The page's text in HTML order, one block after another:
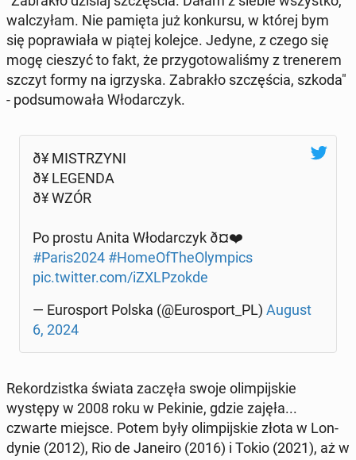
wal­czyłam. Nie pamięta już konkur­su, w której bym
się popraw­iała w piątej kolejce. Jedyne, z czego się
mogę cieszyć to fakt, że przy­go­towal­iśmy z trenerem
szczyt formy na igrzys­ka. Zabrakło szczęś­cia, szkoda"
- pod­sumowała Wło­dar­czyk.
ð¥ MIS­TRZYNI
ð¥ LEGENDA
ð¥ WZÓR
Po prostu Anita Wło­dar­czyk ð¤❤️
#Paris2024 #Home­OfThe­Olympics
pic.twitter.com/iZXLP­zokde
— Eu­rosport Polska (@Eu­rosport_PL) August
6, 2024
Reko­rdzist­ka świata zaczęła swoje olimpi­jskie
występy w 2008 roku w Pekinie, gdzie zajęła...
czwarte miejsce. Potem były olimpi­jskie złota w Lon­
dynie (2012), Rio de Janeiro (2016) i Tokio (2021), aż w